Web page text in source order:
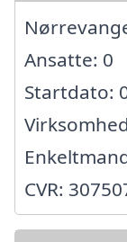
Ansatte: 0
Startdato:
CVR: